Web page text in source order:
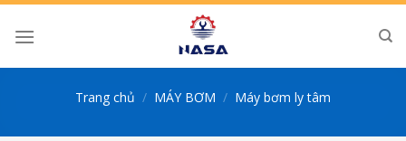
Skip
Trang chủ / MÁY BƠM / Máy bơm ly tâm